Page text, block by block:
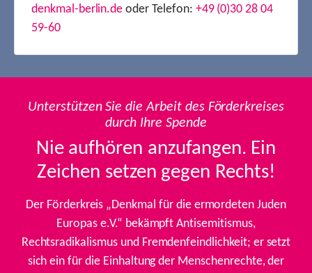
denkmal-berlin.de oder Telefon: +49 (0)30 28 04
59-60
Unterstützen Sie die Arbeit des Förderkreises
durch Ihre Spende
Nie aufhören anzufangen. Ein
Zeichen setzen gegen Rechts!
Der Förderkreis „Denkmal für die ermordeten Juden
Europas e.V.“ bekämpft Antisemitismus,
Rechtsradikalismus und Fremdenfeindlichkeit; er setzt
sich ein für die Einhaltung der Menschenrechte, der